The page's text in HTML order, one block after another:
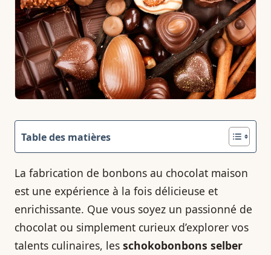
Table des matières
La fabrication de bonbons au chocolat maison
est une expérience à la fois délicieuse et
enrichissante. Que vous soyez un passionné de
chocolat ou simplement curieux d’explorer vos
talents culinaires, les schokobonbons selber